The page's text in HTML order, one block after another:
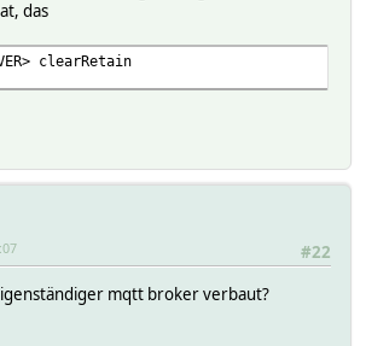
das
clearRetain
#22
mqtt broker verbaut?